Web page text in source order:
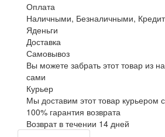
Оплата
Наличными, Безналичными,
Яденьги
Доставка
Самовывоз
Вы можете забрать этот товар из
сами
Курьер
Мы доставим этот товар курьером
100% гарантия возврата
Возврат в течении 14 дней